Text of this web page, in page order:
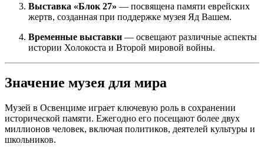
Выставка «Блок 27» — посвящена памяти еврейских
жертв, созданная при поддержке музея Яд Вашем.
Временные выставки — освещают различные аспекты
истории Холокоста и Второй мировой войны.
Значение музея для мира
Музей в Освенциме играет ключевую роль в сохранении
исторической памяти. Ежегодно его посещают более двух
миллионов человек, включая политиков, деятелей культуры и
школьников.